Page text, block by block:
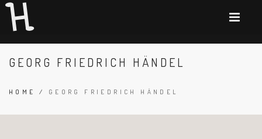
GEORG FRIEDRICH HÄNDEL
HOME / GEORG FRIEDRICH HÄNDEL